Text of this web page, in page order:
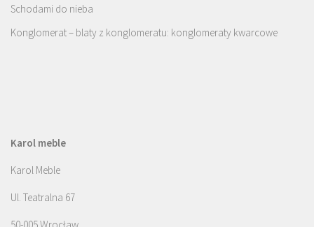
Schodami do nieba
Konglomerat – blaty z konglomeratu: konglomeraty kwarcowe
Karol meble
Karol Meble
Ul. Teatralna 67